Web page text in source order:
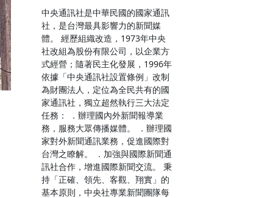
中央通訊社是中華民國的國家通訊
社，是台灣最具影響力的新聞媒
體。 經歷組織改造，1973年中央
社改組為股份有限公司，以企業方
式經營；隨著民主化發展，1996年
依據「中央通訊社設置條例」改制
為財團法人，定位為全民共有的國
家通訊社，獨立超然執行三大法定
任務： ．辦理國內外新聞報導業
務，服務大眾傳播媒體。 ．辦理國
家對外新聞通訊業務，促進國際對
台灣之瞭解。 ．加強與國際新聞通
訊社合作，增進國際新聞交流。 秉
持「正確、領先、客觀、翔實」的
基本原則，中央社專業新聞團隊每